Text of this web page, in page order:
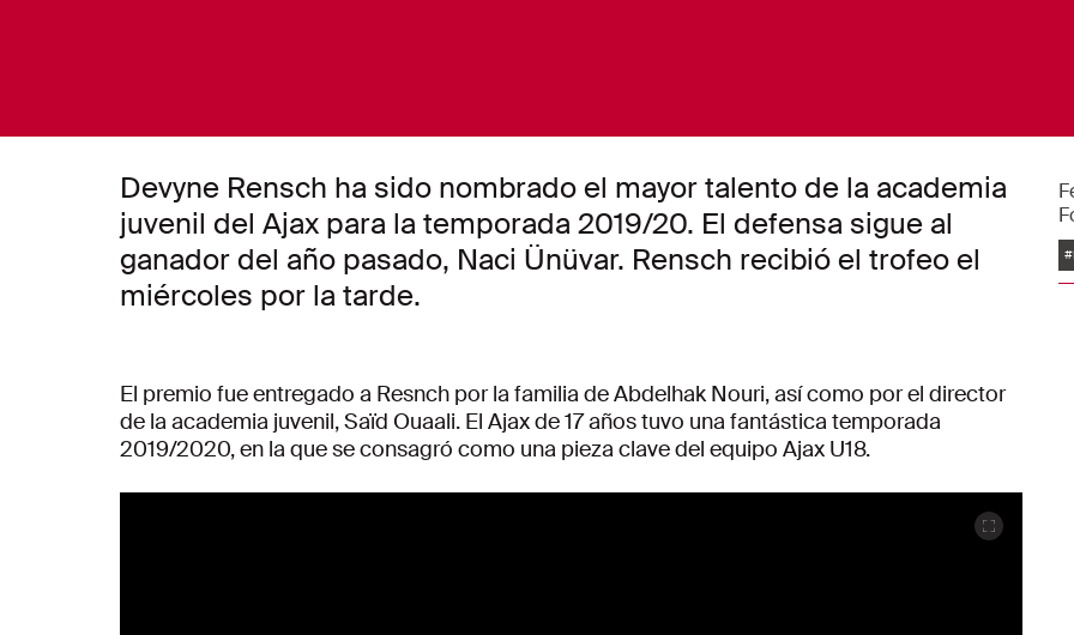
Devyne Rensch ha sido nombrado el mayor talento de la academia
juvenil del Ajax para la temporada 2019/20. El defensa sigue al
ganador del año pasado, Naci Ünüvar. Rensch recibió el trofeo el
miércoles por la tarde.
El premio fue entregado a Resnch por la familia de Abdelhak Nouri, así como por el director
de la academia juvenil, Saïd Ouaali. El Ajax de 17 años tuvo una fantástica temporada
2019/2020, en la que se consagró como una pieza clave del equipo Ajax U18.